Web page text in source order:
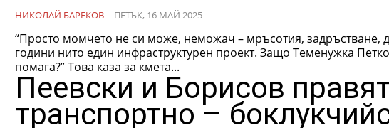
НИКОЛАЙ БАРЕКОВ - ПЕТЪК, 16 МАЙ 2025
“Просто момчето не си може, неможач – мръсотия, задръстване,
години нито един инфраструктурен проект. Защо Теменужка
помага?” Това каза за кмета...
Пеевски и Борисов
транспортно –